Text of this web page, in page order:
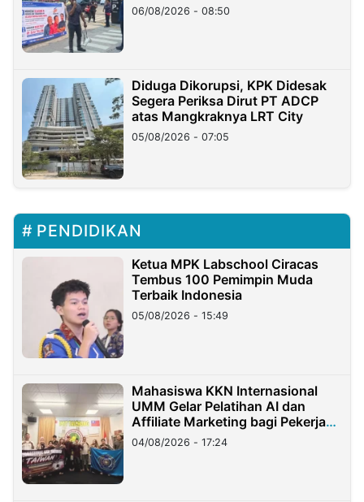
06/08/2026 - 08:50
Diduga Dikorupsi, KPK Didesak
Segera Periksa Dirut PT ADCP
atas Mangkraknya LRT City
05/08/2026 - 07:05
PENDIDIKAN
Ketua MPK Labschool Ciracas
Tembus 100 Pemimpin Muda
Terbaik Indonesia
05/08/2026 - 15:49
Mahasiswa KKN Internasional
UMM Gelar Pelatihan AI dan
Affiliate Marketing bagi Pekerja
Migran Indonesia di Taiwan
04/08/2026 - 17:24